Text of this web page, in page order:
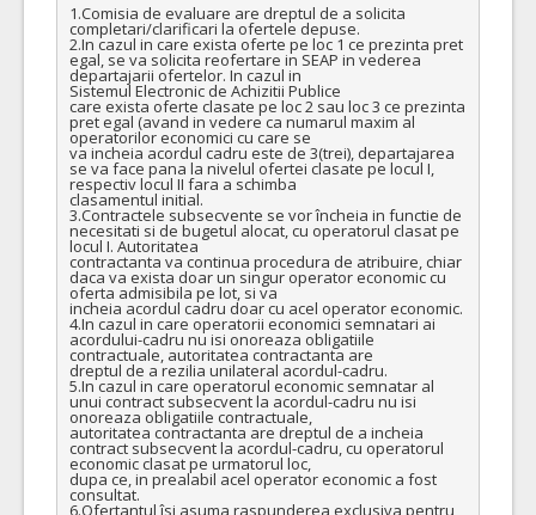
1.Comisia de evaluare are dreptul de a solicita
completari/clarificari la ofertele depuse.
2.In cazul in care exista oferte pe loc 1 ce prezinta pret
egal, se va solicita reofertare in SEAP in vederea
departajarii ofertelor. In cazul in
Sistemul Electronic de Achizitii Publice
care exista oferte clasate pe loc 2 sau loc 3 ce prezinta
pret egal (avand in vedere ca numarul maxim al
operatorilor economici cu care se
va incheia acordul cadru este de 3(trei), departajarea
se va face pana la nivelul ofertei clasate pe locul I,
respectiv locul II fara a schimba
clasamentul initial.
3.Contractele subsecvente se vor încheia in functie de
necesitati si de bugetul alocat, cu operatorul clasat pe
locul I. Autoritatea
contractanta va continua procedura de atribuire, chiar
daca va exista doar un singur operator economic cu
oferta admisibila pe lot, si va
incheia acordul cadru doar cu acel operator economic.
4.In cazul in care operatorii economici semnatari ai
acordului-cadru nu isi onoreaza obligatiile
contractuale, autoritatea contractanta are
dreptul de a rezilia unilateral acordul-cadru.
5.In cazul in care operatorul economic semnatar al
unui contract subsecvent la acordul-cadru nu isi
onoreaza obligatiile contractuale,
autoritatea contractanta are dreptul de a incheia
contract subsecvent la acordul-cadru, cu operatorul
economic clasat pe urmatorul loc,
dupa ce, in prealabil acel operator economic a fost
consultat.
6.Ofertantul îsi asuma raspunderea exclusiva pentru